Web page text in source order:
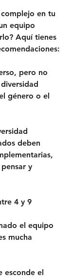
en tu
equipo
Aquí tienes
pero no
género o el
deben
y
4 y 9
el equipo
mucha